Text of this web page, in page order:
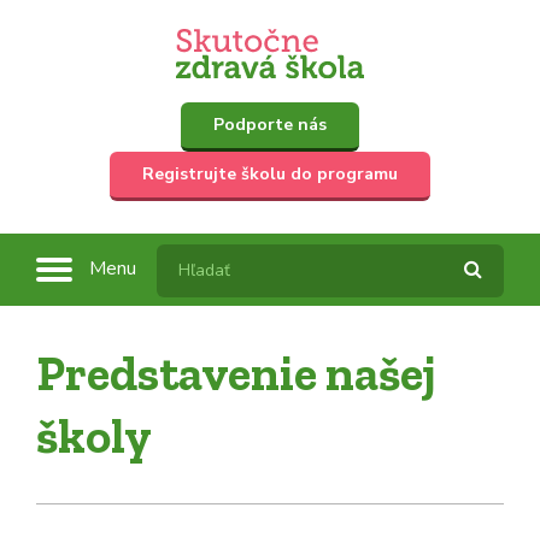
Podporte nás
Registrujte školu do programu
Menu
Predstavenie našej
školy